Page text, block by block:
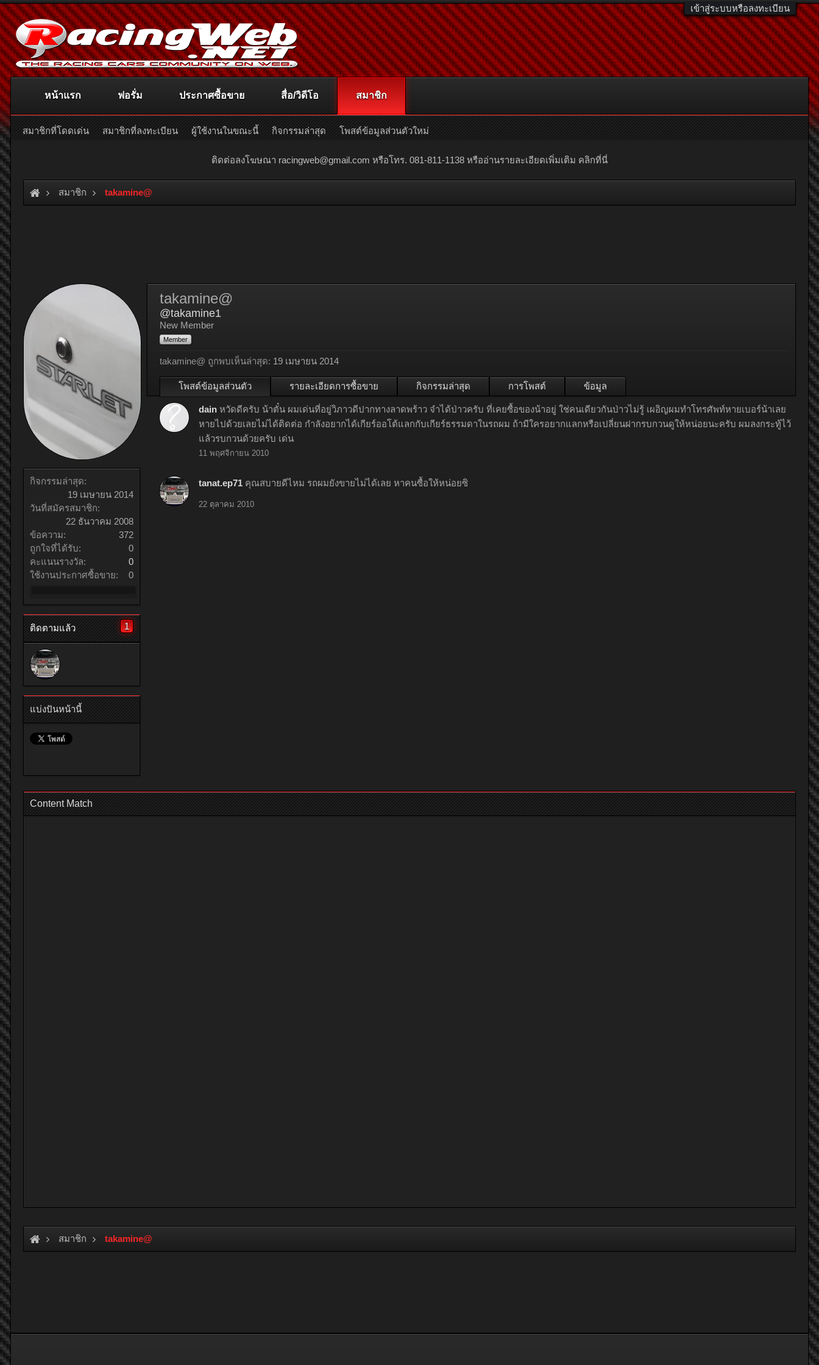
เข้าสู่ระบบหรือลงทะเบียน
ติดต่อลงโฆษณา racingweb@gmail.com หรือโทร. 081-811-1138 หรืออ่านรายละเอียดเพิ่มเติม คลิกที่นี่
สมาชิก takamine@
กิจกรรมล่าสุด:
19 เมษายน 2014
วันที่สมัครสมาชิก:
22 ธันวาคม 2008
ข้อความ:
372
ถูกใจที่ได้รับ:
0
คะแนนรางวัล:
0
ใช้งานประกาศซื้อขาย:
0
ติดตามแล้ว 1
แบ่งปันหน้านี้
takamine@
@takamine1
New Member
Member
takamine@ ถูกพบเห็นล่าสุด: 19 เมษายน 2014
โพสต์ข้อมูลส่วนตัว รายละเอียดการซื้อขาย กิจกรรมล่าสุด การโพสต์ ข้อมูล
dain หวัดดีครับ น้าตั๋น ผมเด่นที่อยู่วิภาวดีปากทางลาดพร้าว จำได้ป่าวครับ ที่เคยซื้อของน้าอยู่ ใช่คนเดียวกันป่าวไม่รู้ เผอิญผมทำโทรศัพท์หายเบอร์น้าเลย
หายไปด้วยเลยไม่ได้ติดต่อ กำลังอยากได้เกียร์ออโต้แลกกับเกียร์ธรรมดาในรถผม ถ้ามีใครอยากแลกหรือเปลี่ยนฝากรบกวนดูให้หน่อยนะครับ ผมลงกระทู้ไว้
แล้วรบกวนด้วยครับ เด่น
11 พฤศจิกายน 2010
tanat.ep71 คุณสบายดีไหม รถผมยังขายไม่ได้เลย หาคนซื้อให้หน่อยซิ
22 ตุลาคม 2010
Content Match
สมาชิก takamine@
หน้าแรก ฟอรั่ม ประกาศซื้อขาย สื่อ/วิดีโอ สมาชิก
สมาชิกที่โดดเด่น สมาชิกที่ลงทะเบียน ผู้ใช้งานในขณะนี้ กิจกรรมล่าสุด โพสต์ข้อมูลส่วนตัวใหม่